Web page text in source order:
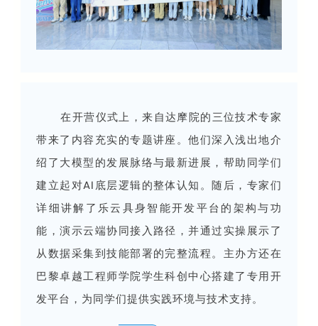
在开营仪式上，来自达摩院的三位技术专家
带来了内容充实的专题讲座。他们深入浅出地介
绍了大模型的发展脉络与最新进展，帮助同学们
建立起对AI底层逻辑的整体认知。随后，专家们
详细讲解了乐云具身智能开发平台的架构与功
能，演示云端协同接入路径，并通过实操展示了
从数据采集到技能部署的完整流程。主办方还在
巴黎卓越工程师学院学生科创中心搭建了专用开
发平台，为同学们提供实践环境与技术支持。